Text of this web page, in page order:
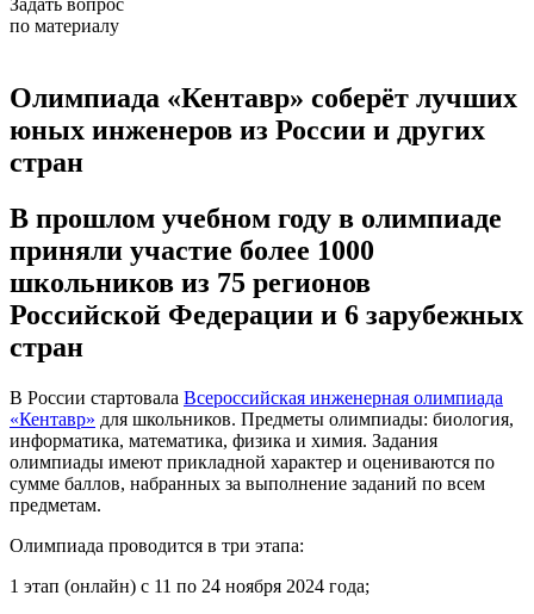
по материалу
Олимпиада «Кентавр» соберёт лучших
юных инженеров из России и других
стран
В прошлом учебном году в олимпиаде
приняли участие более 1000
школьников из 75 регионов
Российской Федерации и 6 зарубежных
стран
В России стартовала Всероссийская инженерная олимпиада
«Кентавр» для школьников. Предметы олимпиады: биология,
информатика, математика, физика и химия. Задания
олимпиады имеют прикладной характер и оцениваются по
сумме баллов, набранных за выполнение заданий по всем
предметам.
Олимпиада проводится в три этапа:
1 этап (онлайн) с 11 по 24 ноября 2024 года;